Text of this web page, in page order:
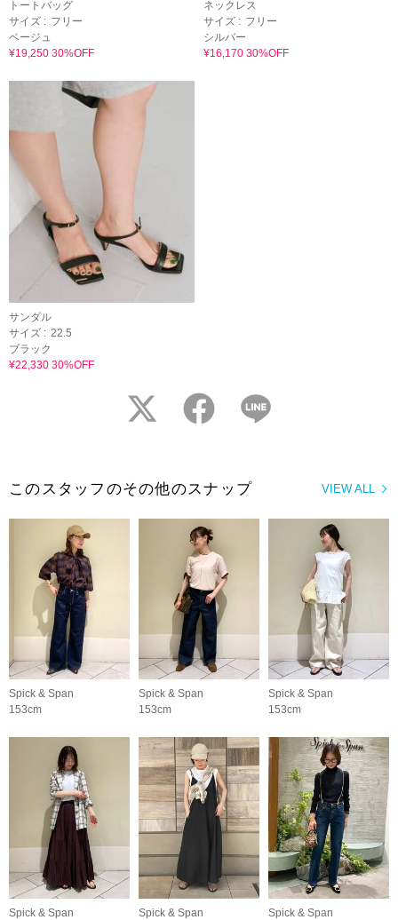
トートバッグ
サイズ : フリー
ベージュ
¥19,250 30%OFF
ネックレス
サイズ : フリー
シルバー
¥16,170 30%OFF
サンダル
サイズ : 22.5
ブラック
¥22,330 30%OFF
twitter facebook
VIEW ALL
このスタッフのその他のスナップ
Spick & Span
153cm
Spick & Span
153cm
Spick & Span
153cm
Spick & Span
Spick & Span
Spick & Span